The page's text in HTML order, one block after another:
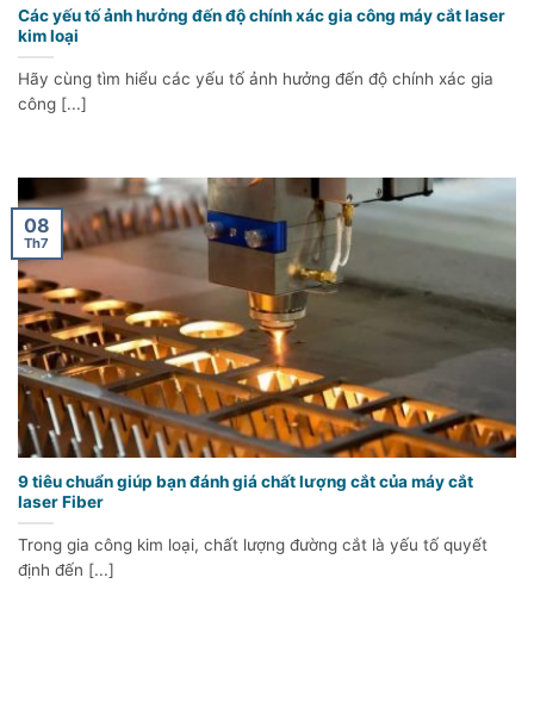
Các yếu tố ảnh hưởng đến độ chính xác gia công máy cắt laser
kim loại
Hãy cùng tìm hiểu các yếu tố ảnh hưởng đến độ chính xác gia
công [...]
9 tiêu chuẩn giúp bạn đánh giá chất lượng cắt của máy cắt
laser Fiber
Trong gia công kim loại, chất lượng đường cắt là yếu tố quyết
định đến [...]
08
Th7